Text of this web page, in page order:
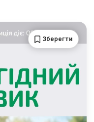
Зберегти